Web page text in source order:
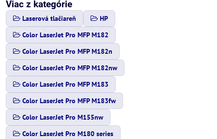
Viac z kategórie
Laserová tlačiareň
HP
Color LaserJet Pro MFP M182
Color LaserJet Pro MFP M182n
Color LaserJet Pro MFP M182nw
Color LaserJet Pro MFP M183
Color LaserJet Pro MFP M183fw
Color LaserJet Pro M155nw
Color LaserJet Pro M180 series